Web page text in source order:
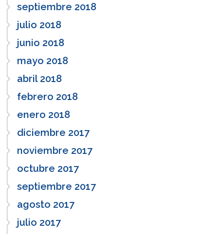
septiembre 2018
julio 2018
junio 2018
mayo 2018
abril 2018
febrero 2018
enero 2018
diciembre 2017
noviembre 2017
octubre 2017
septiembre 2017
agosto 2017
julio 2017